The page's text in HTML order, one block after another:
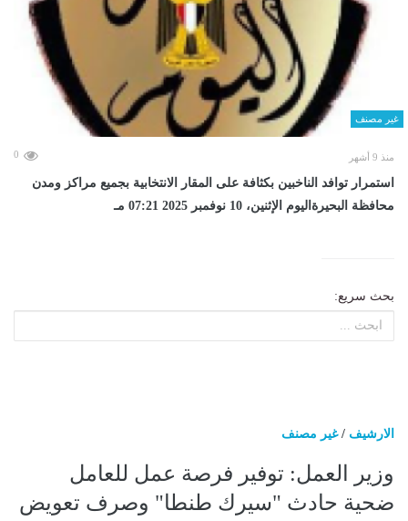
غير مصنف
منذ 9 أشهر 0
استمرار توافد الناخبين بكثافة على المقار الانتخابية بجميع مراكز ومدن
محافظة البحيرةاليوم الإثنين، 10 نوفمبر 2025 07:21 مـ
بحث سريع:
الارشيف /غير مصنف
وزير العمل: توفير فرصة عمل للعامل
ضحية حادث "سيرك طنطا" وصرف تعويض